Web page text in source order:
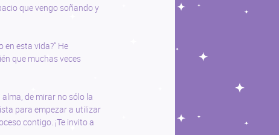
que vengo soñando y
esta vida?” He
que muchas veces
de mirar no sólo la
para empezar a utilizar
contigo. ¡Te invito a